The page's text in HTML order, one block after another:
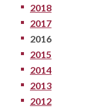
2018
2017
2016
2015
2014
2013
2012